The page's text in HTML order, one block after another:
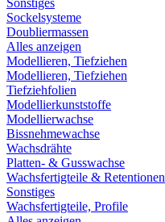
Sonstiges
Sockelsysteme
Doubliermassen
Alles anzeigen
Modellieren, Tiefziehen
Modellieren, Tiefziehen
Tiefziehfolien
Modellierkunststoffe
Modellierwachse
Bissnehmewachse
Wachsdrähte
Platten- & Gusswachse
Wachsfertigteile & Retentionen
Sonstiges
Wachsfertigteile, Profile